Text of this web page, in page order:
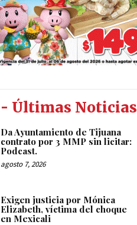
- Últimas Noticias
Da Ayuntamiento de Tijuana
contrato por 3 MMP sin licitar:
Podcast.
agosto 7, 2026
Exigen justicia por Mónica
Elizabeth, víctima del choque
en Mexicali